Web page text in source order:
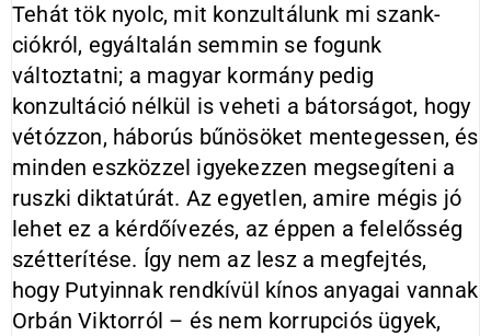
Tehát tök nyolc, mit konzultálunk mi szank­
ciókról, egyáltalán semmin se fogunk
változtatni; a magyar kormány pedig
konzultáció nélkül is veheti a bátorságot, hogy
vétózzon, háborús bűnösöket mentegessen, és
minden eszközzel igyekezzen megsegíteni a
ruszki diktatúrát. Az egyetlen, amire mégis jó
lehet ez a kérdőívezés, az éppen a felelősség
szétterítése. Így nem az lesz a megfejtés,
hogy Putyinnak rendkívül kínos anyagai vannak
Orbán Viktorról – és nem korrupciós ügyek,